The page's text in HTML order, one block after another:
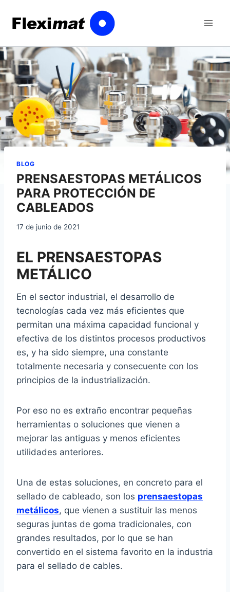
BLOG
PRENSAESTOPAS METÁLICOS
PARA PROTECCIÓN DE
CABLEADOS
17 de junio de 2021
EL PRENSAESTOPAS
METÁLICO
En el sector industrial, el desarrollo de
tecnologías cada vez más eficientes que
permitan una máxima capacidad funcional y
efectiva de los distintos procesos productivos
es, y ha sido siempre, una constante
totalmente necesaria y consecuente con los
principios de la industrialización.
Por eso no es extraño encontrar pequeñas
herramientas o soluciones que vienen a
mejorar las antiguas y menos eficientes
utilidades anteriores.
Una de estas soluciones, en concreto para el
sellado de cableado, son los prensaestopas
metálicos, que vienen a sustituir las menos
seguras juntas de goma tradicionales, con
grandes resultados, por lo que se han
convertido en el sistema favorito en la industria
para el sellado de cables.